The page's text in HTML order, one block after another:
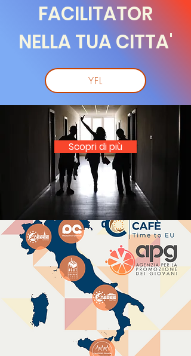
FACILITATOR
NELLA TUA CITTA'
YFL
Scopri di più